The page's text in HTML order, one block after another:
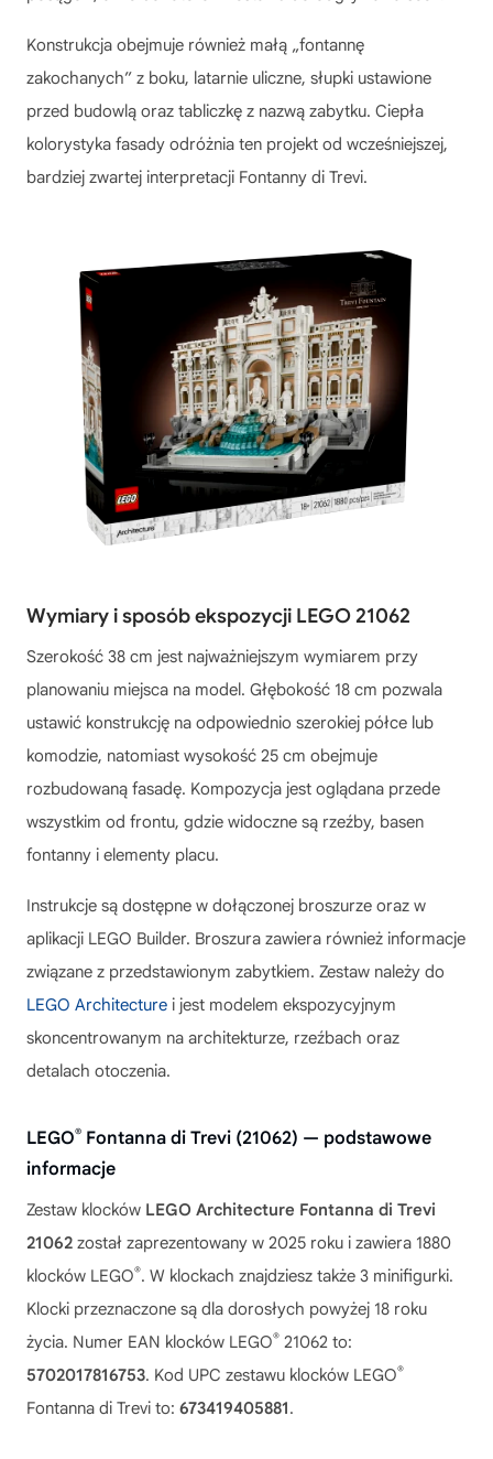
Konstrukcja obejmuje również małą „fontannę
zakochanych” z boku, latarnie uliczne, słupki ustawione
przed budowlą oraz tabliczkę z nazwą zabytku. Ciepła
kolorystyka fasady odróżnia ten projekt od wcześniejszej,
bardziej zwartej interpretacji Fontanny di Trevi.
Wymiary i sposób ekspozycji LEGO 21062
Szerokość 38 cm jest najważniejszym wymiarem przy
planowaniu miejsca na model. Głębokość 18 cm pozwala
ustawić konstrukcję na odpowiednio szerokiej półce lub
komodzie, natomiast wysokość 25 cm obejmuje
rozbudowaną fasadę. Kompozycja jest oglądana przede
wszystkim od frontu, gdzie widoczne są rzeźby, basen
fontanny i elementy placu.
Instrukcje są dostępne w dołączonej broszurze oraz w
aplikacji LEGO Builder. Broszura zawiera również informacje
związane z przedstawionym zabytkiem. Zestaw należy do
LEGO Architecture i jest modelem ekspozycyjnym
skoncentrowanym na architekturze, rzeźbach oraz
detalach otoczenia.
LEGO® Fontanna di Trevi (21062) — podstawowe
informacje
Zestaw klocków LEGO Architecture Fontanna di Trevi
21062 został zaprezentowany w 2025 roku i zawiera 1880
klocków LEGO®. W klockach znajdziesz także 3 minifigurki.
Klocki przeznaczone są dla dorosłych powyżej 18 roku
życia. Numer EAN klocków LEGO® 21062 to:
5702017816753. Kod UPC zestawu klocków LEGO®
Fontanna di Trevi to: 673419405881.